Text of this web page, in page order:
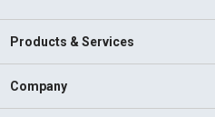
Products & Services
Company